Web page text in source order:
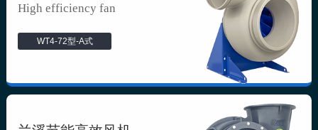
High efficiency fan
WT4-72型-A式